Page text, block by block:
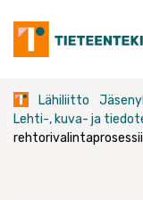
content
Lähiliitto
Lehti-, kuva- ja